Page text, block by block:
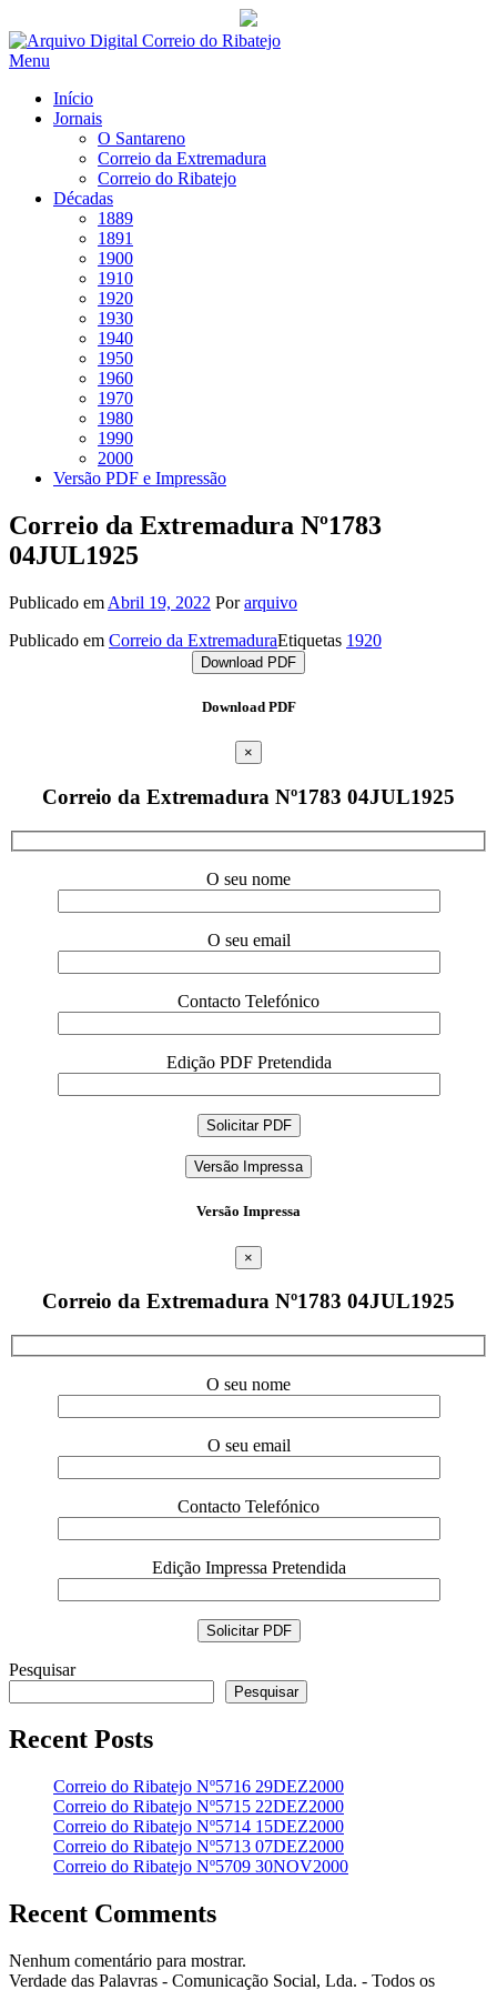
Saltar
para
Menu
Início
Jornais
O Santareno
Correio da Extremadura
Correio do Ribatejo
Décadas
1889
1891
1900
1910
1920
1930
1940
1950
1960
1970
1980
1990
2000
Versão PDF e Impressão
Correio da Extremadura Nº1783
04JUL1925
Publicado em Abril 19, 2022 Porarquivo
Publicado em Correio da ExtremaduraEtiquetas 1920
Download PDF
Download PDF
×
Correio da Extremadura Nº1783 04JUL1925
O seu nome
O seu email
Contacto Telefónico
Edição PDF Pretendida
Versão Impressa
Versão Impressa
×
Correio da Extremadura Nº1783 04JUL1925
O seu nome
O seu email
Contacto Telefónico
Edição Impressa Pretendida
Pesquisar
Pesquisar
Recent Posts
Correio do Ribatejo Nº5716 29DEZ2000
Correio do Ribatejo Nº5715 22DEZ2000
Correio do Ribatejo Nº5714 15DEZ2000
Correio do Ribatejo Nº5713 07DEZ2000
Correio do Ribatejo Nº5709 30NOV2000
Recent Comments
Nenhum comentário para mostrar.
Verdade das Palavras - Comunicação Social, Lda. - Todos os